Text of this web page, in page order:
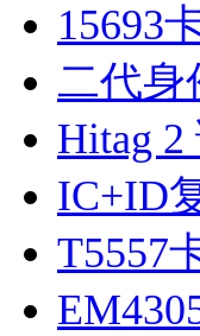
15693
二代身
Hitag 2
IC+ID
T5557